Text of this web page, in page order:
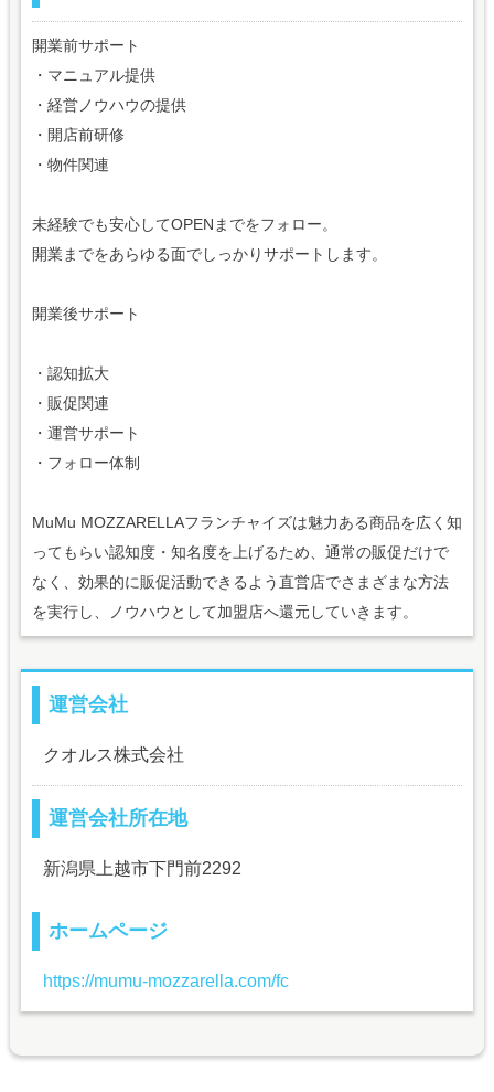
開業前サポート
・マニュアル提供
・経営ノウハウの提供
・開店前研修
・物件関連
未経験でも安心してOPENまでをフォロー。
開業までをあらゆる面でしっかりサポートします。
開業後サポート
・認知拡大
・販促関連
・運営サポート
・フォロー体制
MuMu MOZZARELLAフランチャイズは魅力ある商品を広く知
ってもらい認知度・知名度を上げるため、通常の販促だけで
なく、効果的に販促活動できるよう直営店でさまざまな方法
を実行し、ノウハウとして加盟店へ還元していきます。
運営会社
クオルス株式会社
運営会社所在地
新潟県上越市下門前2292
ホームページ
https://mumu-mozzarella.com/fc